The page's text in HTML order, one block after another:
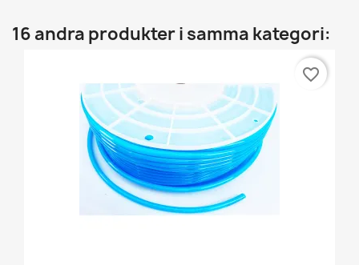
16 andra produkter i samma kategori:
favorite_border